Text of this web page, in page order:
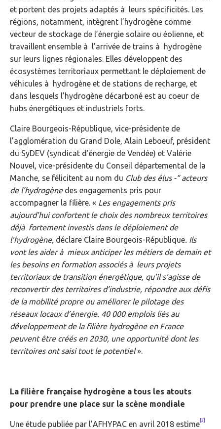
et portent des projets adaptés à leurs spécificités. Les
régions, notamment, intègrent l’hydrogène comme
vecteur de stockage de l’énergie solaire ou éolienne, et
travaillent ensemble à l’arrivée de trains à hydrogène
sur leurs lignes régionales. Elles développent des
écosystèmes territoriaux permettant le déploiement de
véhicules à hydrogène et de stations de recharge, et
dans lesquels l’hydrogène décarboné est au coeur de
hubs énergétiques et industriels forts.
Claire Bourgeois-République, vice-présidente de
l’agglomération du Grand Dole, Alain Leboeuf, président
du SyDEV (syndicat d’énergie de Vendée) et Valérie
Nouvel, vice-présidente du Conseil départemental de la
Manche, se félicitent au nom du Club des élus -“ acteurs
de l’hydrogènedes engagements pris pour
accompagner la filière. « Les engagements pris
aujourd’hui confortent le choix des nombreux territoires
déjà fortement investis dans le déploiement de
l’hydrogène, déclare Claire Bourgeois-République . Ils
vont les aider à mieux anticiper les métiers de demain et
les besoins en formation associés à leurs projets
territoriaux de transition énergétique, qu’il s’agisse de
reconvertir des territoires d’industrie, répondre aux défis
de la mobilité propre ou améliorer le pilotage des
réseaux locaux d’énergie. 40 000 emplois liés au
développement de la filière hydrogène en France
peuvent être créés en 2030, une opportunité dont les
territoires ont saisi tout le potentiel».
La filière française hydrogène a tous les atouts
pour prendre une place sur la scène mondiale
Une étude publiée par l’AFHYPAC en avril 2018 estime [2]